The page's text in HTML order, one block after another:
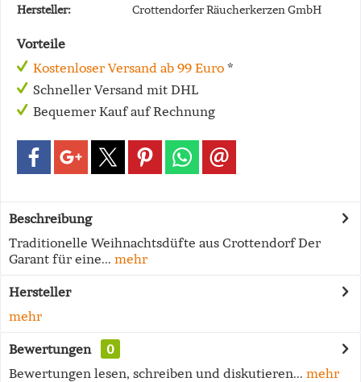
Hersteller:
Crottendorfer Räucherkerzen GmbH
Vorteile
Kostenloser Versand ab 99 Euro *
Schneller Versand mit DHL
Bequemer Kauf auf Rechnung
Beschreibung
Traditionelle Weihnachtsdüfte aus Crottendorf Der
Garant für eine... mehr
Hersteller
mehr
Bewertungen
0
Bewertungen lesen, schreiben und diskutieren... mehr